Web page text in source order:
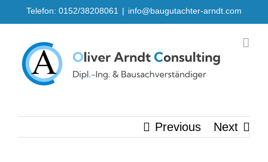
to
content
Telefon: 0152/38208061 | info@baugutachter-arndt.com
Previous Next